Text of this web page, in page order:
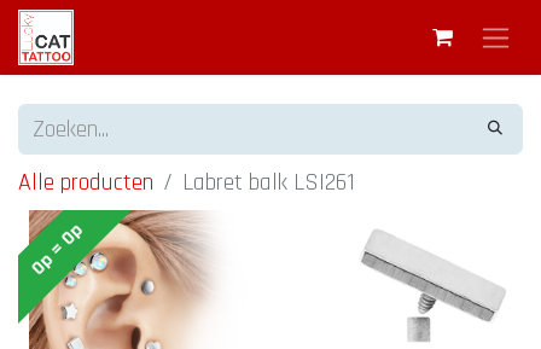
Alle producten Labret balk LSI261
Op = Op